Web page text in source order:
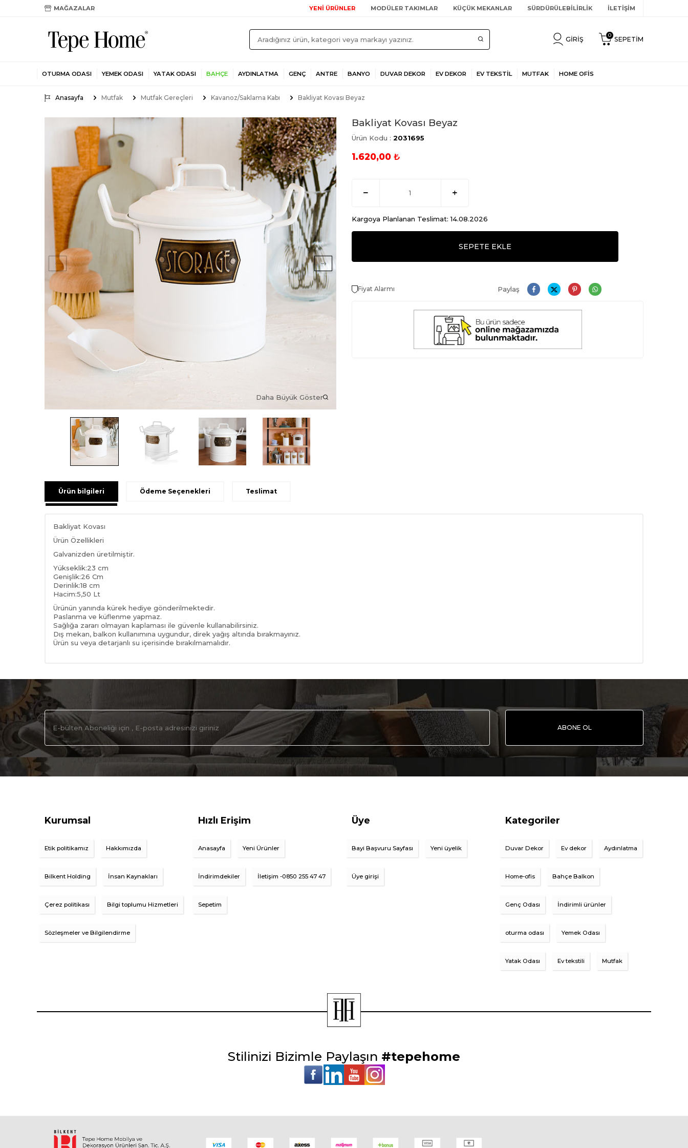
MAĞAZALAR YENİ ÜRÜNLER MODÜLER TAKIMLAR KÜÇÜK MEKANLAR SÜRDÜRÜLEBİLİRLİK İLETİŞİM
GIRIŞ 0 SEPETIM
OTURMA ODASI YEMEK ODASI YATAK ODASI BAHÇE AYDINLATMA GENÇ ANTRE BANYO DUVAR DEKOR EV DEKOR EV TEKSTİL MUTFAK HOME OFİS
Anasayfa Mutfak Mutfak Gereçleri Kavanoz/Saklama Kabı Bakliyat Kovası Beyaz
Daha Büyük Göster
Bakliyat Kovası Beyaz
Ürün Kodu : 2031695
1.620,00 ₺
Kargoya Planlanan Teslimat: 14.08.2026
SEPETE EKLE
Fiyat Alarmı Paylaş
Ürün bilgileri Ödeme Seçenekleri Teslimat
Bakliyat Kovası
Ürün Özellikleri
Galvanizden üretilmiştir.
Yükseklik:23 cm
Genişlik:26 Cm
Derinlik:18 cm
Hacim:5,50 Lt
Ürünün yanında kürek hediye gönderilmektedir.
Paslanma ve küflenme yapmaz.
Sağlığa zararı olmayan kaplaması ile güvenle kullanabilirsiniz.
Dış mekan, balkon kullanımına uygundur, direk yağış altında bırakmayınız.
Ürün su veya detarjanlı su içerisinde bırakılmamalıdır.
ABONE OL
Kurumsal
Etik politikamız Hakkımızda
Bilkent Holding İnsan Kaynakları
Çerez politikası Bilgi toplumu Hizmetleri
Sözleşmeler ve Bilgilendirme
Hızlı Erişim
Anasayfa Yeni Ürünler
İndirimdekiler İletişim -0850 255 47 47
Sepetim
Üye
Bayi Başvuru Sayfası Yeni üyelik
Üye girişi
Kategoriler
Duvar Dekor Ev dekor Aydınlatma
Home-ofis Bahçe Balkon
Genç Odası İndirimli ürünler
oturma odası Yemek Odası
Yatak Odası Ev tekstili Mutfak
Stilinizi Bizimle Paylaşın #tepehome